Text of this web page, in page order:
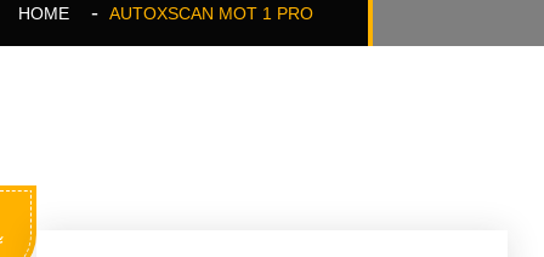
HOME AUTOXSCAN MOT 1 PRO